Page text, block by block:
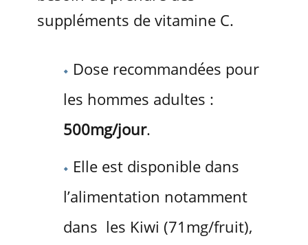
suppléments de vitamine C.
Dose recommandées pour
les hommes adultes :
500mg/jour.
Elle est disponible dans
l’alimentation notamment
dans les Kiwi (71mg/fruit),